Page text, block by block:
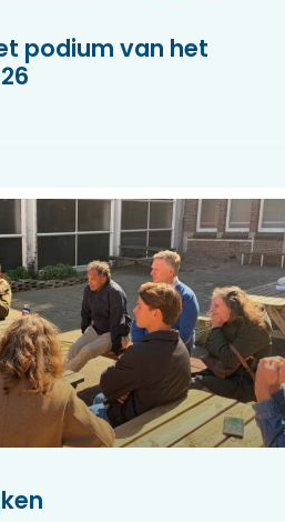
podium van het